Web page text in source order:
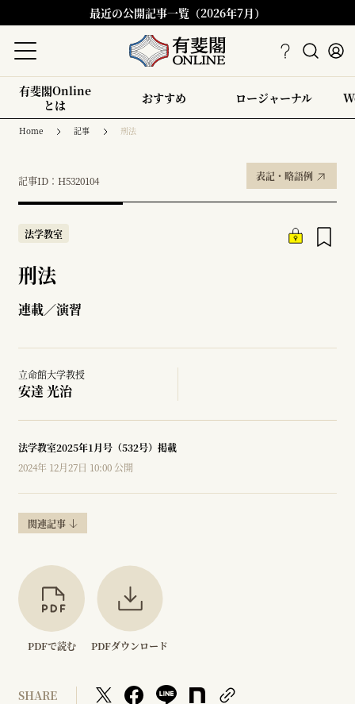
最近の公開記事一覧（2026年7月）
有斐閣Online
とは
おすすめ ロージャーナル
Home 記事 刑法
記事ID：H5320104 表記・略語例
法学教室
刑法
連載／演習
立命館大学教授
安達 光治
法学教室2025年1月号（532号）掲載
2024年 12月27日 10:00 公開
関連記事
PDFで読む PDFダウンロード
SHARE